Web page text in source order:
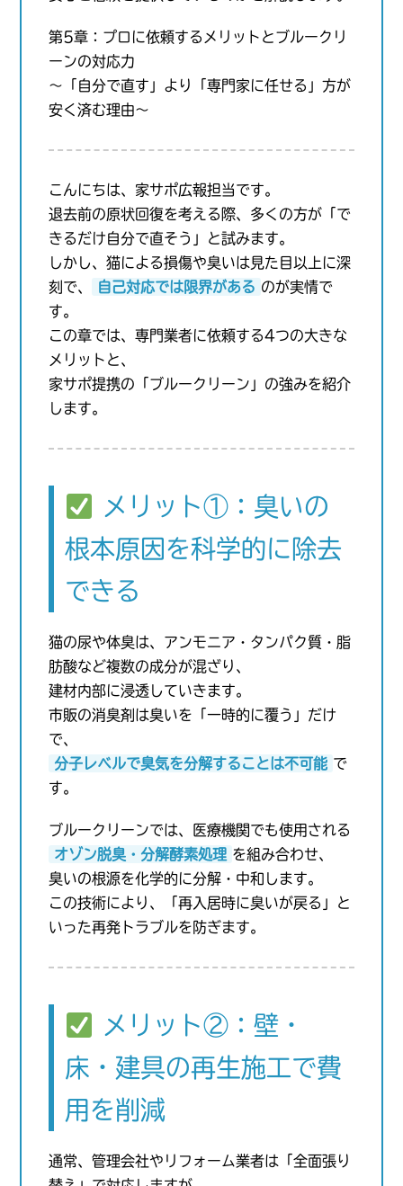
第5章：プロに依頼するメリットとブルークリ
ーンの対応力
〜「自分で直す」より「専門家に任せる」方が
安く済む理由〜
こんにちは、家サポ広報担当です。
退去前の原状回復を考える際、多くの方が「で
きるだけ自分で直そう」と試みます。
しかし、猫による損傷や臭いは見た目以上に深
刻で、
自己対応では限界がある のが実情で
す。
この章では、専門業者に依頼する4つの大きな
メリットと、
家サポ提携の「ブルークリーン」の強みを紹介
します。
メリット①：臭いの
根本原因を科学的に除去
できる
猫の尿や体臭は、アンモニア・タンパク質・脂
肪酸など複数の成分が混ざり、
建材内部に浸透していきます。
市販の消臭剤は臭いを「一時的に覆う」だけ
で、
分子レベルで臭気を分解することは不可能 で
す。
ブルークリーンでは、医療機関でも使用される
オゾン脱臭・分解酵素処理 を組み合わせ、
臭いの根源を化学的に分解・中和します。
この技術により、「再入居時に臭いが戻る」と
いった再発トラブルを防ぎます。
メリット②：壁・
床・建具の再生施工で費
用を削減
通常、管理会社やリフォーム業者は「全面張り